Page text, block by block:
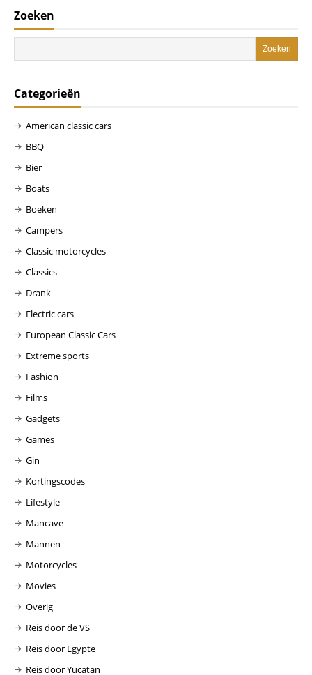
Zoeken
Categorieën
American classic cars
BBQ
Bier
Boats
Boeken
Campers
Classic motorcycles
Classics
Drank
Electric cars
European Classic Cars
Extreme sports
Fashion
Films
Gadgets
Games
Gin
Kortingscodes
Lifestyle
Mancave
Mannen
Motorcycles
Movies
Overig
Reis door de VS
Reis door Egypte
Reis door Yucatan